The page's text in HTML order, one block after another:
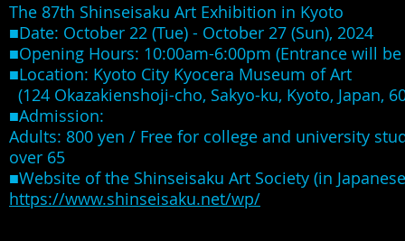
The 87th Shinseisaku Art Exhibition in Kyoto
■Date: October 22 (Tue) - October 27 (Sun), 2024
■Opening Hours: 10:00am-6:00pm (Entrance will
■Location: Kyoto City Kyocera Museum of Art
(124 Okazakienshoji-cho, Sakyo-ku, Kyoto, Japan,
■Admission:
Adults: 800 yen / Free for college and university
over 65
■Website of the Shinseisaku Art Society (in
https://www.shinseisaku.net/wp/